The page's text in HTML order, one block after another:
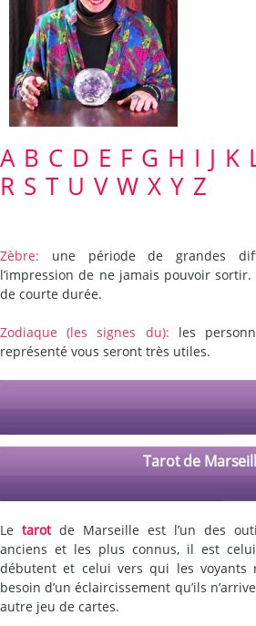
A B C D E F G H I J K
R S T U V W X Y Z
Zèbre: une période de grandes
l’impression de ne jamais pouvoir
de courte durée.
Zodiaque (les signes du): les
représenté vous seront très utiles.
Tarot de
Le tarotde Marseille est l’un des
anciens et les plus connus, il est
débutent et celui vers qui les voyants
besoin d’un éclaircissement qu’ils
autre jeu de cartes.